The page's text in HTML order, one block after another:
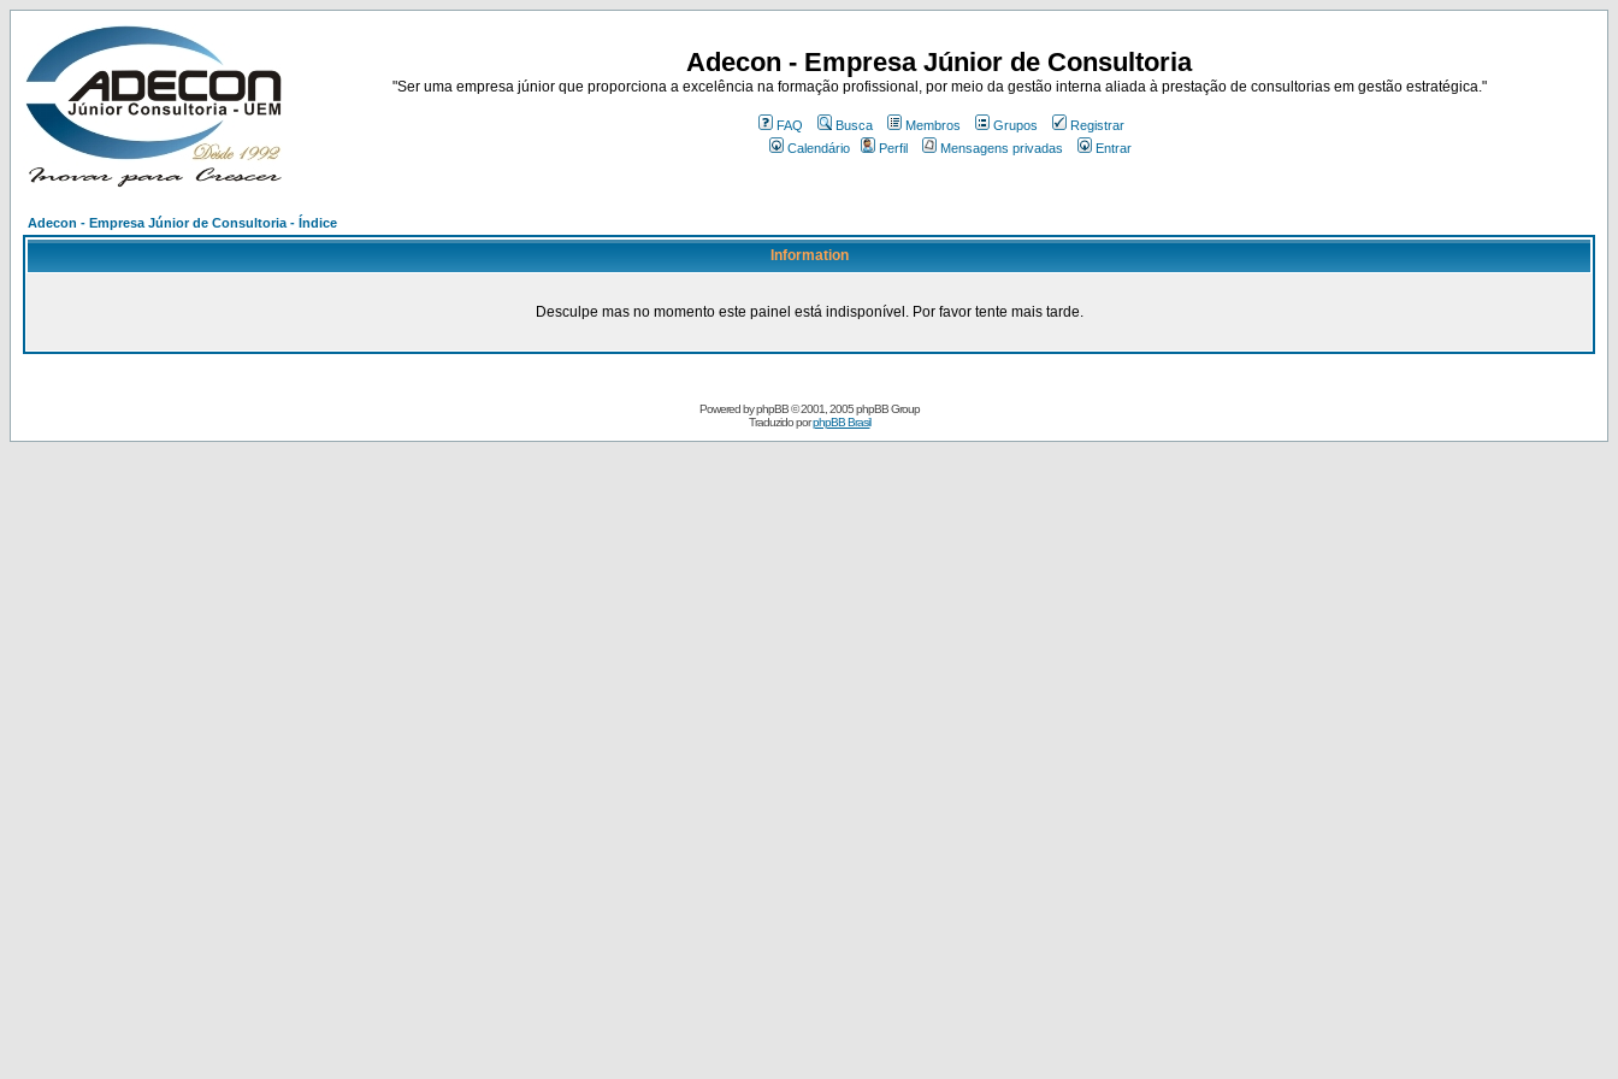
Adecon - Empresa Júnior de Consultoria
"Ser uma empresa júnior que proporciona a excelência na formação profissional, por meio da gestão interna aliada à prestação de consultorias em gestão estratégica."
FAQ Busca Membros Grupos
Registrar
Calendário
Perfil Mensagens privadas Entrar
Adecon - Empresa Júnior de Consultoria - Índice
Information
Desculpe mas no momento este painel está indisponível. Por favor tente mais tarde.
Powered byphpBB© 2001, 2005 phpBB Group
Traduzido porphpBB Brasil